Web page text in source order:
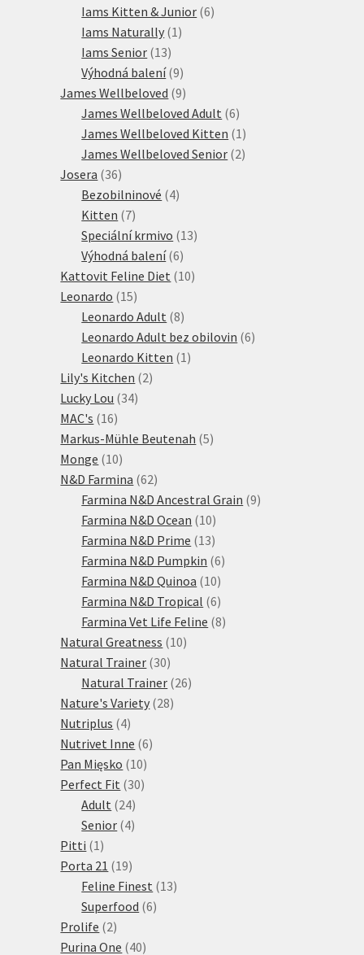
produkty
Iams Kitten & Junior 66
Iams Naturally 1 1
Iams Senior 1313
produktů
Výhodná balení 99
produktů
James Wellbeloved 99
produktů
James Wellbeloved Adult 66
produktů
James Wellbeloved Kitten 1 1
produkt
James Wellbeloved Senior 22
Josera 3636
produktů
Bezobilninové 44
Kitten 77
produktů
Speciální krmivo 1313
Výhodná balení 66
produktů
Kattovit Feline Diet 1010
Leonardo 1515
produktů
Leonardo Adult 88
produktů
Leonardo Adult bez obilovin 66
Leonardo Kitten 1 1
Lily's Kitchen 22
Lucky Lou 3434
MAC's 1616
produktů
Markus-Mühle Beutenah 55
Monge 1010
produktů
N&D Farmina 6262
produktů
Farmina N&D Ancestral Grain 99
Farmina N&D Ocean 1010
produktů
Farmina N&D Prime 1313
produktů
Farmina N&D Pumpkin 66
Farmina N&D Quinoa 1010
produktů
Farmina N&D Tropical 66
produktů
Farmina Vet Life Feline 88
Natural Greatness 1010
Natural Trainer 3030
produktů
Natural Trainer 2626
Nature's Variety 2828
Nutriplus 44
produkty
Nutrivet Inne 66
Pan Mięsko 1010
produktů
Perfect Fit 3030
Adult 2424
produktů
Senior 44
Pitti 1 1
produkt
Porta 21 1919
produktů
Feline Finest 1313
Superfood 66
Prolife 22
produkty
Purina One 4040